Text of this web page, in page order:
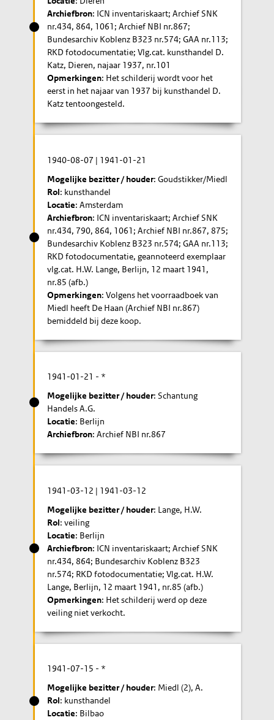
Archiefbron: ICN inventariskaart; Archief SNK
nr.434, 864, 1061; Archief NBI nr.867;
Bundesarchiv Koblenz B323 nr.574; GAA nr.113;
RKD fotodocumentatie; Vlg.cat. kunsthandel D.
Katz, Dieren, najaar 1937, nr.101
Opmerkingen: Het schilderij wordt voor het
eerst in het najaar van 1937 bij kunsthandel D.
Katz tentoongesteld.
1940-08-07 | 1941-01-21
Mogelijke bezitter / houder: Goudstikker/Miedl
Rol: kunsthandel
Locatie: Amsterdam
Archiefbron: ICN inventariskaart; Archief SNK
nr.434, 790, 864, 1061; Archief NBI nr.867, 875;
Bundesarchiv Koblenz B323 nr.574; GAA nr.113;
RKD fotodocumentatie, geannoteerd exemplaar
vlg.cat. H.W. Lange, Berlijn, 12 maart 1941,
nr.85 (afb.)
Opmerkingen: Volgens het voorraadboek van
Miedl heeft De Haan (Archief NBI nr.867)
bemiddeld bij deze koop.
1941-01-21 - *
Mogelijke bezitter / houder: Schantung
Handels A.G.
Locatie: Berlijn
Archiefbron: Archief NBI nr.867
1941-03-12 | 1941-03-12
Mogelijke bezitter / houder: Lange, H.W.
Rol: veiling
Locatie: Berlijn
Archiefbron: ICN inventariskaart; Archief SNK
nr.434, 864; Bundesarchiv Koblenz B323
nr.574; RKD fotodocumentatie; Vlg.cat. H.W.
Lange, Berlijn, 12 maart 1941, nr.85 (afb.)
Opmerkingen: Het schilderij werd op deze
veiling niet verkocht.
1941-07-15 - *
Mogelijke bezitter / houder: Miedl (2), A.
Rol: kunsthandel
Locatie: Bilbao